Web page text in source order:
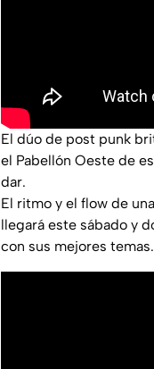
El dúo de post punk
el Pabellón Oeste de
dar.
El ritmo y el flow de
llegará este sábado y
con sus mejores temas.